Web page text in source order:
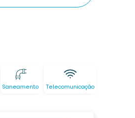
Saneamento Telecomunicação